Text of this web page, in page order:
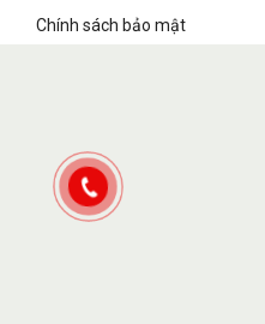
Chính sách bảo mật